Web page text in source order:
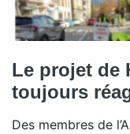
Le projet de
toujours
Des membres de